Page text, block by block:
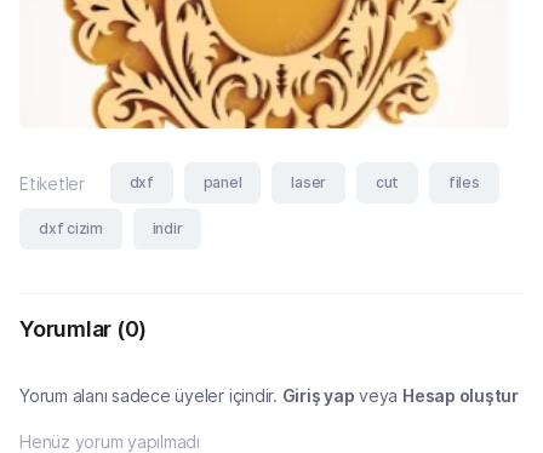
Etiketler dxf panel laser cut files
dxf cizim indir
Yorumlar (0)
Yorum alanı sadece üyeler içindir. Giriş yap veya Hesap oluştur
Henüz yorum yapılmadı